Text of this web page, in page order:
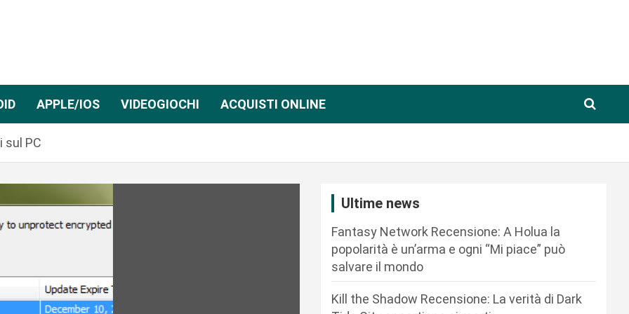
APPLE/IOS VIDEOGIOCHI ACQUISTI ONLINE
sul PC
Ultime news
Fantasy Network Recensione: A Holua la
popolarità è un’arma e ogni “Mi piace” può
salvare il mondo
Kill the Shadow Recensione: La verità di Dark